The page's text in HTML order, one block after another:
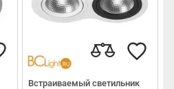
Встраиваемый светильник